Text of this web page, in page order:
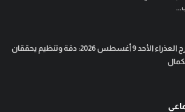
برج العذراء الأحد 9 أغسطس 2026: دقة وتنظيم يحققان